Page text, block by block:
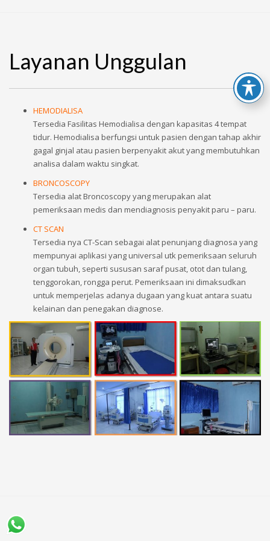
Layanan Unggulan
HEMODIALISA
Tersedia Fasilitas Hemodialisa dengan kapasitas 4 tempat
tidur. Hemodialisa berfungsi untuk pasien dengan tahap akhir
gagal ginjal atau pasien berpenyakit akut yang membutuhkan
analisa dalam waktu singkat.
BRONCOSCOPY
Tersedia alat Broncoscopy yang merupakan alat
pemeriksaan medis dan mendiagnosis penyakit paru – paru.
CT SCAN
Tersedia nya CT-Scan sebagai alat penunjang diagnosa yang
mempunyai aplikasi yang universal utk pemeriksaan seluruh
organ tubuh, seperti sususan saraf pusat, otot dan tulang,
tenggorokan, rongga perut. Pemeriksaan ini dimaksudkan
untuk memperjelas adanya dugaan yang kuat antara suatu
kelainan dan penegakan diagnose.